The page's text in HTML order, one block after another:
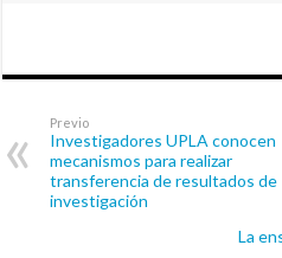
Previo
Investigadores UPLA conocen
mecanismos para realizar
transferencia de resultados de
investigación
La